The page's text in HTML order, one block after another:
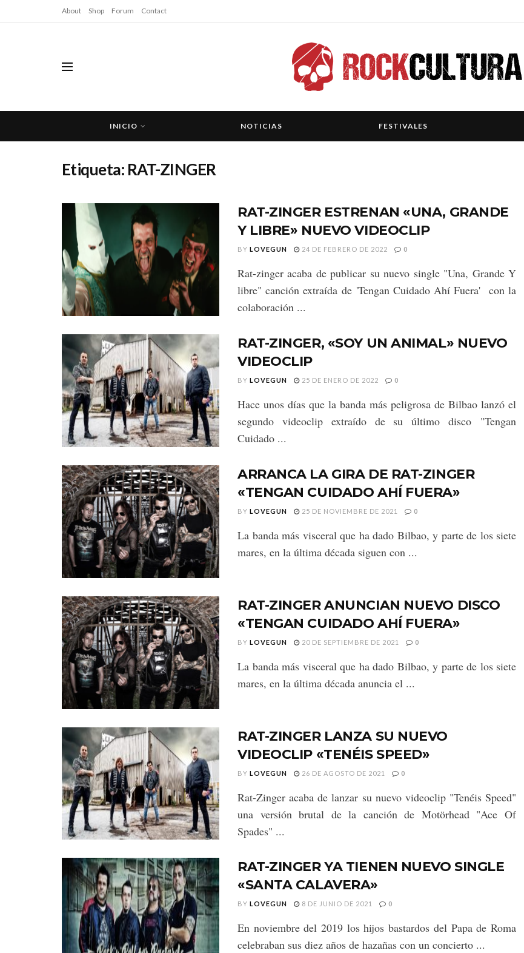
About Shop Forum Contact
INICIO NOTICIAS FESTIVALES
Etiqueta: RAT-ZINGER
RAT-ZINGER ESTRENAN «UNA, GRANDE
Y LIBRE» NUEVO VIDEOCLIP
BY LOVEGUN 24 DE FEBRERO DE 2022 0
Rat-zinger acaba de publicar su nuevo single "Una, Grande Y
libre" canción extraída de 'Tengan Cuidado Ahí Fuera' con la
colaboración ...
RAT-ZINGER, «SOY UN ANIMAL» NUEVO
VIDEOCLIP
BY LOVEGUN 25 DE ENERO DE 2022 0
Hace unos días que la banda más peligrosa de Bilbao lanzó el
segundo videoclip extraído de su último disco "Tengan
Cuidado ...
ARRANCA LA GIRA DE RAT-ZINGER
«TENGAN CUIDADO AHÍ FUERA»
BY LOVEGUN 25 DE NOVIEMBRE DE 2021 0
La banda más visceral que ha dado Bilbao, y parte de los siete
mares, en la última década siguen con ...
RAT-ZINGER ANUNCIAN NUEVO DISCO
«TENGAN CUIDADO AHÍ FUERA»
BY LOVEGUN 20 DE SEPTIEMBRE DE 2021 0
La banda más visceral que ha dado Bilbao, y parte de los siete
mares, en la última década anuncia el ...
RAT-ZINGER LANZA SU NUEVO
VIDEOCLIP «TENÉIS SPEED»
BY LOVEGUN 26 DE AGOSTO DE 2021 0
Rat-Zinger acaba de lanzar su nuevo videoclip "Tenéis Speed"
una versión brutal de la canción de Motörhead "Ace Of
Spades" ...
RAT-ZINGER YA TIENEN NUEVO SINGLE
«SANTA CALAVERA»
BY LOVEGUN 8 DE JUNIO DE 2021 0
En noviembre del 2019 los hijos bastardos del Papa de Roma
celebraban sus diez años de hazañas con un concierto ...